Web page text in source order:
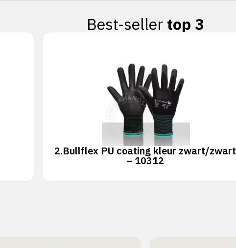
Best-seller top 3
2.Bullflex PU coating kleur zwart/zwart
– 10312